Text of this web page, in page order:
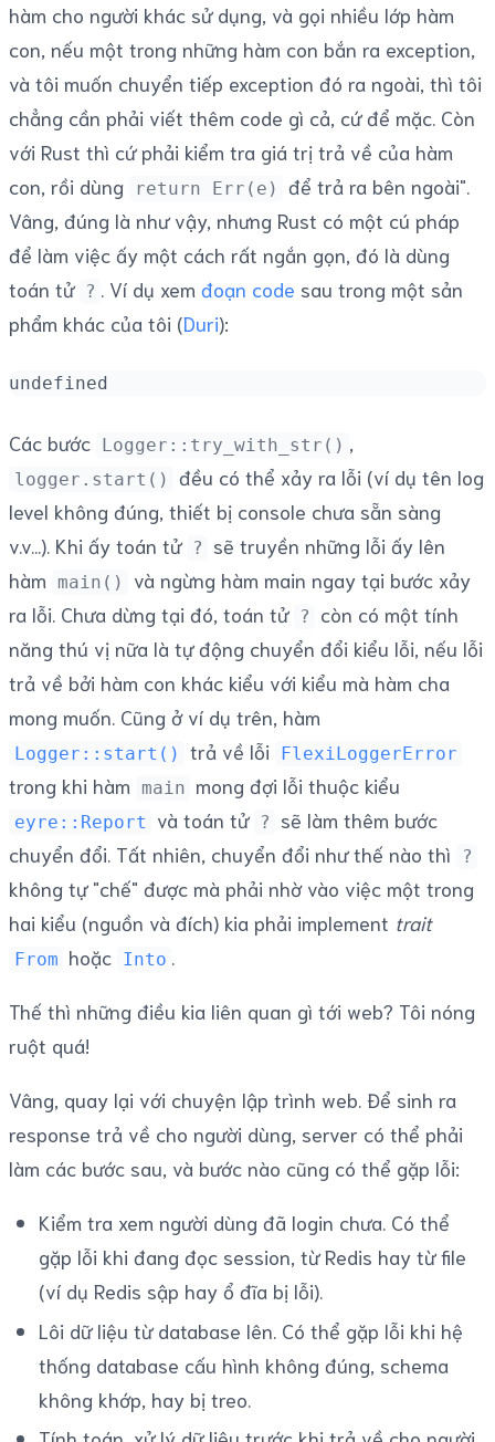
hàm cho người khác sử dụng, và gọi nhiều lớp hàm
con, nếu một trong những hàm con bắn ra exception,
và tôi muốn chuyển tiếp exception đó ra ngoài, thì tôi
chẳng cần phải viết thêm code gì cả, cứ để mặc. Còn
với Rust thì cứ phải kiểm tra giá trị trả về của hàm
con, rồi dùng
return Err(e)
để trả ra bên ngoài".
Vâng, đúng là như vậy, nhưng Rust có một cú pháp
để làm việc ấy một cách rất ngắn gọn, đó là dùng
toán tử ? . Ví dụ xem đoạn code sau trong một sản
phẩm khác của tôi (Duri):
undefined
Các bước Logger::try_with_str() ,
logger.start()
đều có thể xảy ra lỗi (ví dụ tên log
level không đúng, thiết bị console chưa sẵn sàng
v.v...). Khi ấy toán tử ?
sẽ truyền những lỗi ấy lên
hàm
main()
và ngừng hàm main ngay tại bước xảy
ra lỗi. Chưa dừng tại đó, toán tử ?
còn có một tính
năng thú vị nữa là tự động chuyển đổi kiểu lỗi, nếu lỗi
trả về bởi hàm con khác kiểu với kiểu mà hàm cha
mong muốn. Cũng ở ví dụ trên, hàm
Logger::start() trả về lỗi FlexiLoggerError
trong khi hàm main mong đợi lỗi thuộc kiểu
eyre::Report và toán tử ?
sẽ làm thêm bước
chuyển đổi. Tất nhiên, chuyển đổi như thế nào thì
?
không tự "chế" được mà phải nhờ vào việc một trong
hai kiểu (nguồn và đích) kia phải implement trait
From hoặc Into .
Thế thì những điều kia liên quan gì tới web? Tôi nóng
ruột quá!
Vâng, quay lại với chuyện lập trình web. Để sinh ra
response trả về cho người dùng, server có thể phải
làm các bước sau, và bước nào cũng có thể gặp lỗi:
Kiểm tra xem người dùng đã login chưa. Có thể
gặp lỗi khi đang đọc session, từ Redis hay từ file
(ví dụ Redis sập hay ổ đĩa bị lỗi).
Lôi dữ liệu từ database lên. Có thể gặp lỗi khi hệ
thống database cấu hình không đúng, schema
không khớp, hay bị treo.